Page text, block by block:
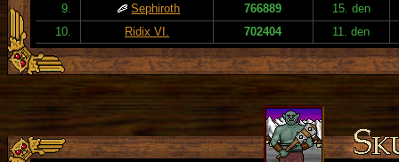
9.
Sephiroth 766889
15. den
10.
Ridix VI. 702404 11. den